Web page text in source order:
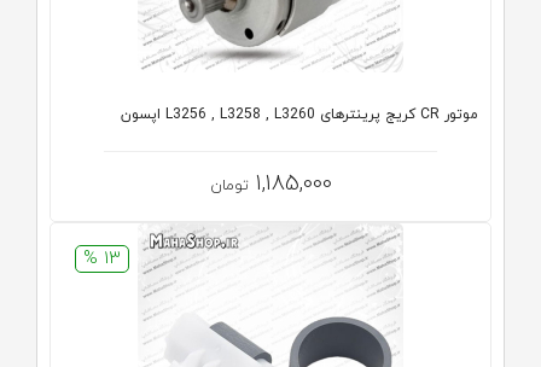
موتور CR کریج پرینترهای L3256 , L3258 , L3260 اپسون
1,185,000 تومان
13 %